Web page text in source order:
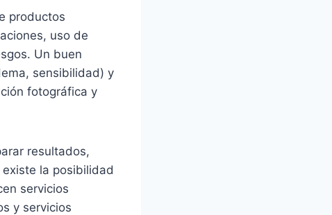
productos
uso de
Un buen
sensibilidad) y
fotográfica y
resultados,
la posibilidad
servicios
y servicios